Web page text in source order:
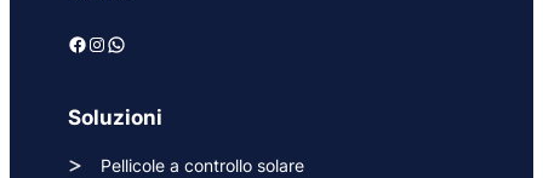
Facebook Instagram WhatsApp
Soluzioni
Pellicole a controllo solare